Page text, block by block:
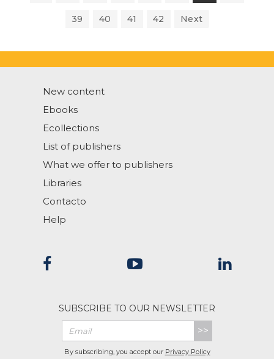
39 40 41 42 Next
New content
Ebooks
Ecollections
List of publishers
What we offer to publishers
Libraries
Contacto
Help
SUBSCRIBE TO OUR NEWSLETTER
>>
By subscribing, you accept our Privacy Policy